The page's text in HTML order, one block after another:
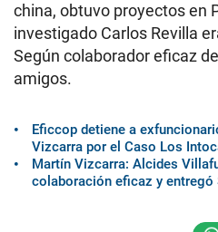
china, obtuvo proyectos en
investigado Carlos Revilla
Según colaborador eficaz
amigos.
Eficcop detiene a
Vizcarra por el Caso Los
Martín Vizcarra: Alcides
colaboración eficaz y